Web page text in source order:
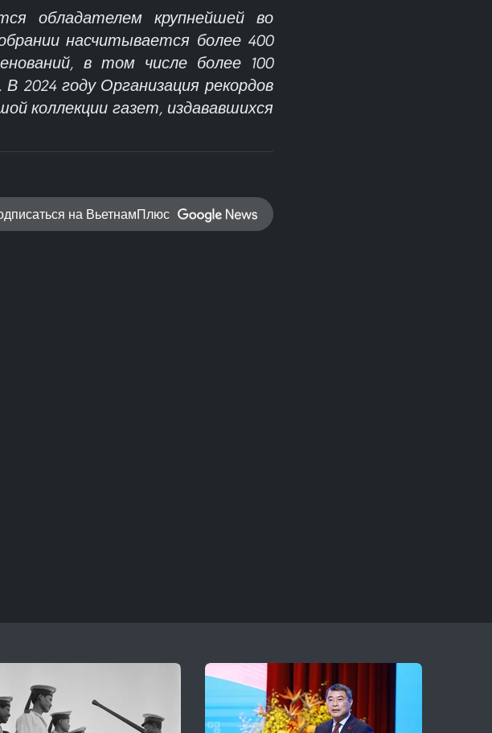
обладателем крупнейшей во
насчитывается более 400
в том числе более 100
2024 году Организация рекордов
коллекции газет, издававшихся
на ВьетнамПлюс